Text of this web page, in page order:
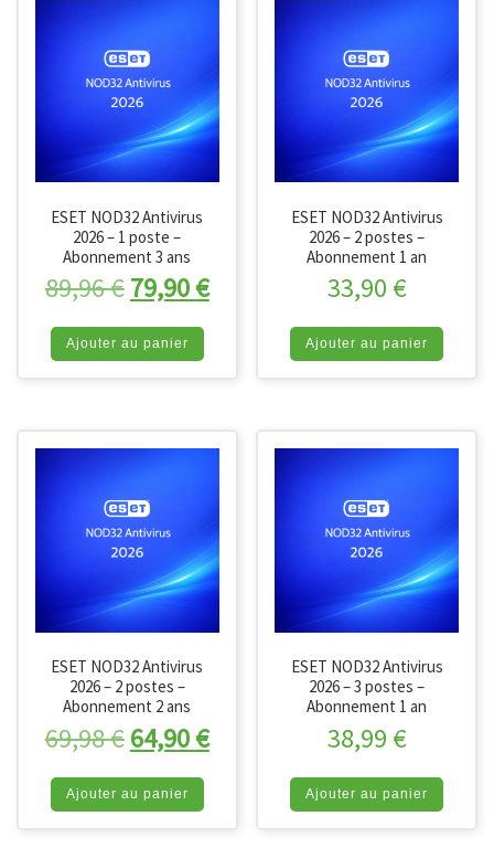
ESET NOD32 Antivirus
2026 – 1 poste –
Abonnement 3 ans
89,96€Le prix initial était : 89,96 €.
79,90€Le prix actuel est : 79,90
Ajouter au panier
ESET NOD32 Antivirus
2026 – 2 postes –
Abonnement 1 an
33,90 €
Ajouter au panier
ESET NOD32 Antivirus
2026 – 2 postes –
Abonnement 2 ans
69,98€Le prix initial était : 69,98 €.
64,90€Le prix actuel est : 64,90
Ajouter au panier
ESET NOD32 Antivirus
2026 – 3 postes –
Abonnement 1 an
38,99 €
Ajouter au panier